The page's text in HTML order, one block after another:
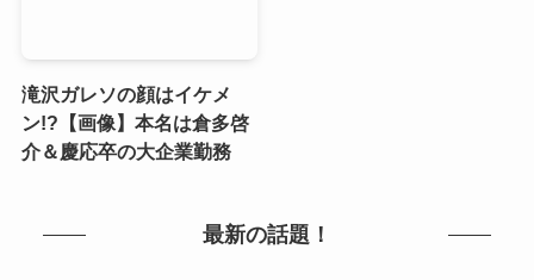
滝沢ガレソの顔はイケメ
ン!?【画像】本名は倉多啓
介＆慶応卒の大企業勤務
最新の話題！